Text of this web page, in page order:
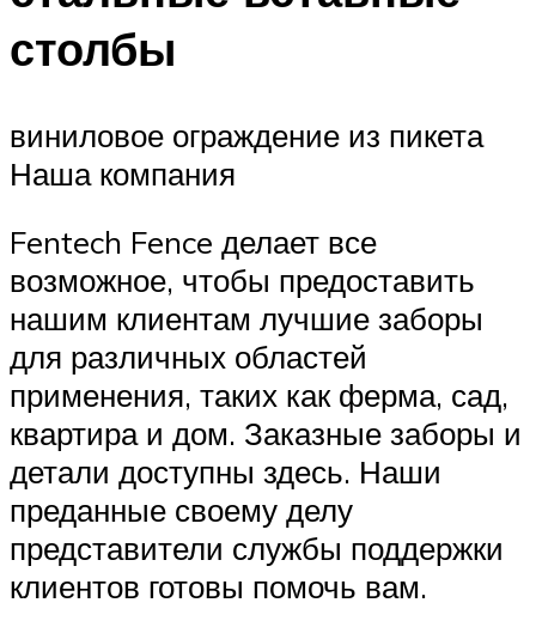
столбы
виниловое ограждение из пикета
Наша компания
Fentech Fence делает все
возможное, чтобы предоставить
нашим клиентам лучшие заборы
для различных областей
применения, таких как ферма, сад,
квартира и дом. Заказные заборы и
детали доступны здесь. Наши
преданные своему делу
представители службы поддержки
клиентов готовы помочь вам.